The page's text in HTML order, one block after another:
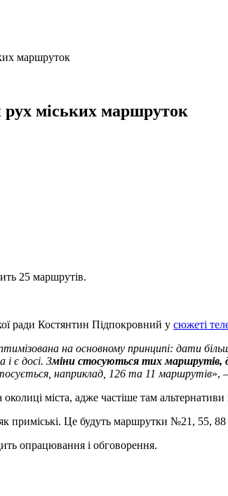
маршруток
міських маршруток
25 маршрутів.
ради Костянтин Підпокровний у сюжеті
на основному принципі: дати
і є досі. Зміни стосуються тих маршрутів,
наприклад, 126 та 11 маршрутів»,
міста, адже частіше там
приміські. Це будуть маршрутки №21, 55,
опрацювання і обговорення.